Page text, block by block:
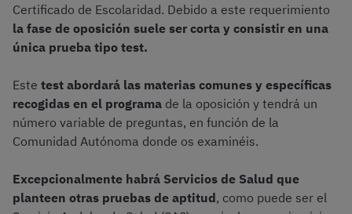
Certificado de Escolaridad. Debido a este requerimiento
la fase de oposición suele ser corta y consistir en una
única prueba tipo test.
Este test abordará las materias comunes y específicas
recogidas en el programa de la oposición y tendrá un
número variable de preguntas, en función de la
Comunidad Autónoma donde os examinéis.
Excepcionalmente habrá Servicios de Salud que
planteen otras pruebas de aptitud, como puede ser el